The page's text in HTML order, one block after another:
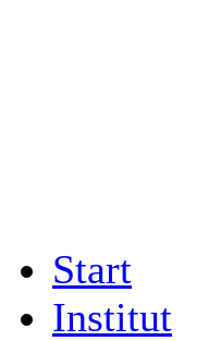
Start
Institut